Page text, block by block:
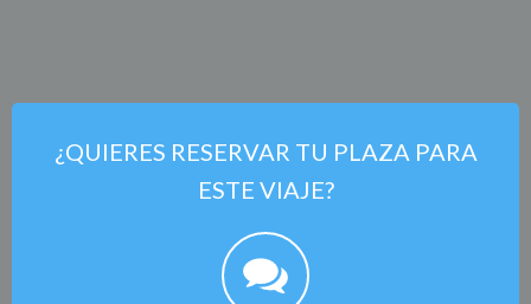
¿QUIERES RESERVAR TU PLAZA PARA
ESTE VIAJE?